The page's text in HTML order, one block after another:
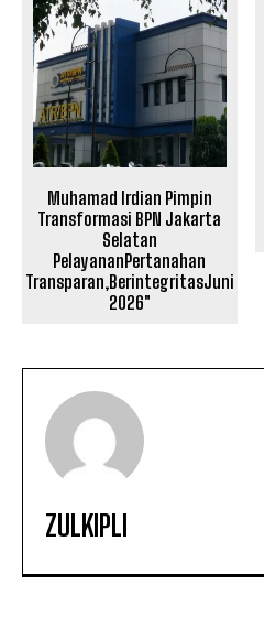
Muhamad Irdian Pimpin
Transformasi BPN Jakarta
Selatan
PelayananPertanahan
Transparan,BerintegritasJuni
2026″
ZULKIPLI